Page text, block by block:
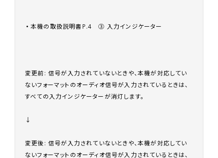
本機の取扱説明書P.4 ③ 入力インジケーター
変更前: 信号が入力されていないときや、本機が対応してい
ないフォーマットのオーディオ信号が入力されているときは、
すべての入力インジケーターが消灯します。
↓
変更後: 信号が入力されていないときや、本機が対応してい
ないフォーマットのオーディオ信号が入力されているときは、